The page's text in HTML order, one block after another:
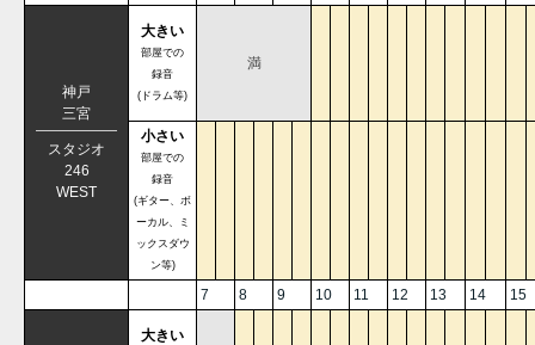
神戸
三宮
スタジオ
246
WEST
大きい
部屋での
録音
(ドラム等)
満
小さい
部屋での
録音
(ギター、ボ
ーカル、ミ
ックスダウ
ン等)
7 8 9 10 11 12 13 14 15
大きい